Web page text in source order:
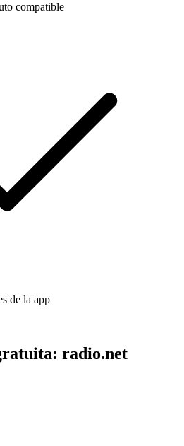
compatible
de la app
radio.net